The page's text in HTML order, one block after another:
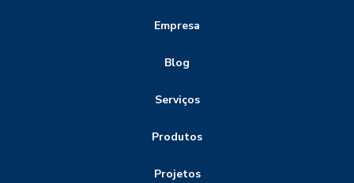
Empresa
Blog
Serviços
Produtos
Projetos